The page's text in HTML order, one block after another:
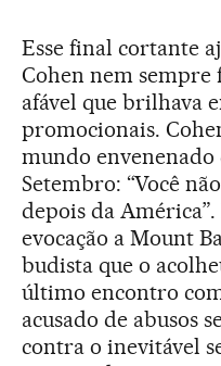
Esse final cortante
Cohen nem sempre
afável que brilhava
promocionais.
mundo envenenado
Setembro: “Você
depois da
evocação a Mount
budista que o
último encontro
acusado de abusos
contra o inevitável